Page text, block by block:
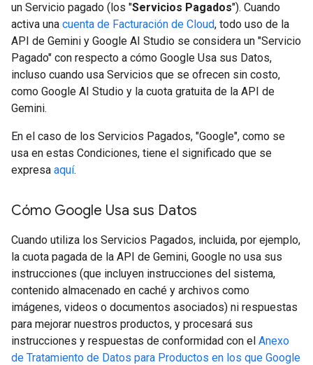
un Servicio pagado (los "Servicios Pagados"). Cuando
activa una cuenta de Facturación de Cloud, todo uso de la
API de Gemini y Google AI Studio se considera un "Servicio
Pagado" con respecto a cómo Google Usa sus Datos,
incluso cuando usa Servicios que se ofrecen sin costo,
como Google AI Studio y la cuota gratuita de la API de
Gemini.
En el caso de los Servicios Pagados, "Google", como se
usa en estas Condiciones, tiene el significado que se
expresa aquí.
Cómo Google Usa sus Datos
Cuando utiliza los Servicios Pagados, incluida, por ejemplo,
la cuota pagada de la API de Gemini, Google no usa sus
instrucciones (que incluyen instrucciones del sistema,
contenido almacenado en caché y archivos como
imágenes, videos o documentos asociados) ni respuestas
para mejorar nuestros productos, y procesará sus
instrucciones y respuestas de conformidad con el Anexo
de Tratamiento de Datos para Productos en los que Google